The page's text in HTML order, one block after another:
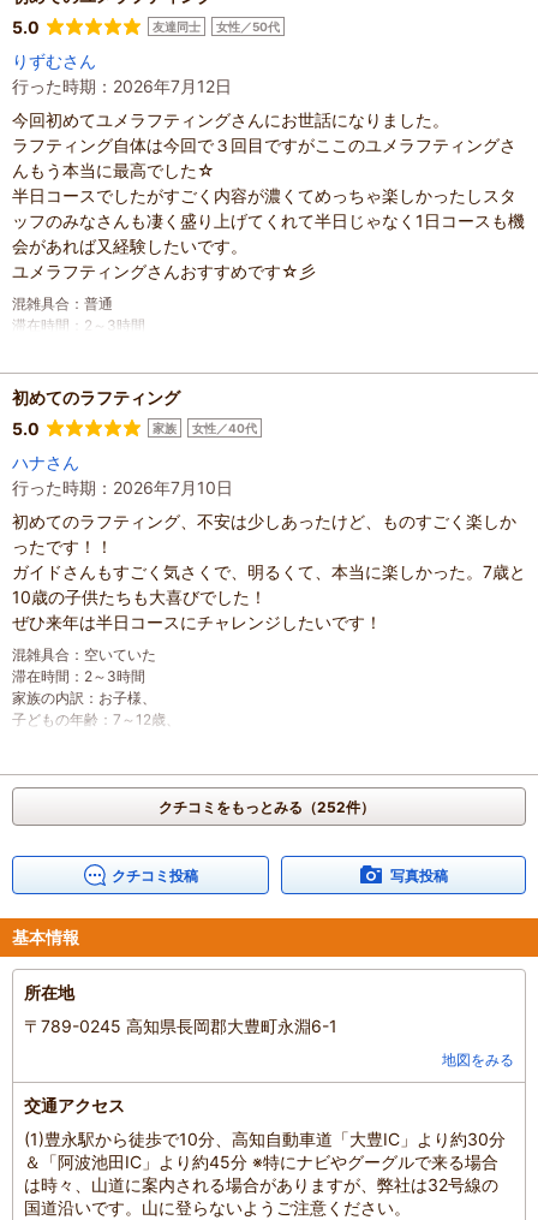
5.0
友達同士 女性／50代
りずむさん
行った時期：2026年7月12日
今回初めてユメラフティングさんにお世話になりました。
ラフティング自体は今回で３回目ですがここのユメラフティングさ
んもう本当に最高でした☆
半日コースでしたがすごく内容が濃くてめっちゃ楽しかったしスタ
ッフのみなさんも凄く盛り上げてくれて半日じゃなく1日コースも機
会があれば又経験したいです。
ユメラフティングさんおすすめです☆彡
混雑具合 ： 普通
滞在時間 ： 2～3時間
投稿日：2026年7月12日
初めてのラフティング
5.0
家族 女性／40代
ハナさん
行った時期：2026年7月10日
初めてのラフティング、不安は少しあったけど、ものすごく楽しか
ったです！！
ガイドさんもすごく気さくで、明るくて、本当に楽しかった。7歳と
10歳の子供たちも大喜びでした！
ぜひ来年は半日コースにチャレンジしたいです！
混雑具合 ： 空いていた
滞在時間 ： 2～3時間
家族の内訳 ： お子様、
子どもの年齢 ： 7～12歳、
クチコミをもっとみる（252件）
クチコミ投稿 写真投稿
基本情報
所在地
〒789-0245 高知県長岡郡大豊町永淵6-1
地図をみる
交通アクセス
(1)豊永駅から徒歩で10分、高知自動車道「大豊IC」より約30分
＆「阿波池田IC」より約45分 ※特にナビやグーグルで来る場合
は時々、山道に案内される場合がありますが、弊社は32号線の
国道沿いです。山に登らないようご注意ください。